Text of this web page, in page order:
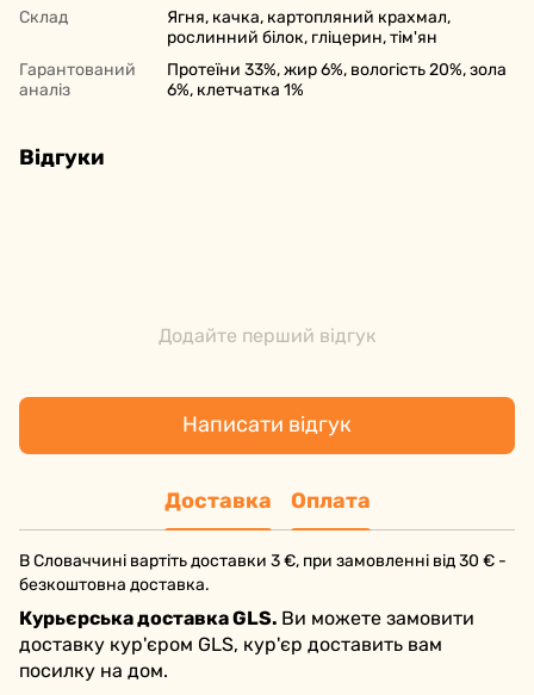
Склад
Ягня, качка, картопляний крахмал,
рослинний білок, гліцерин, тім'ян
Гарантований
аналіз
Протеїни 33%, жир 6%, вологість 20%, зола
6%, клетчатка 1%
Відгуки
Додайте перший відгук
Написати відгук
Доставка Оплата
В Словаччині вартіть доставки 3 €, при замовленні від 30 € -
безкоштовна доставка.
Курьєрська доставка GLS. Ви можете замовити
доставку кур'єром GLS, кур'єр доставить вам
посилку на дом.